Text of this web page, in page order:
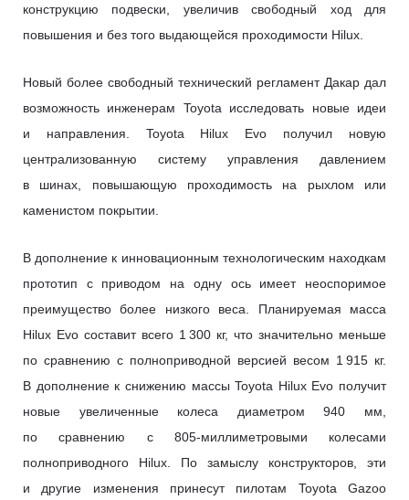
конструкцию подвески, увеличив свободный ход для
повышения и без того выдающейся проходимости Hilux.
Новый более свободный технический регламент Дакар дал
возможность инженерам Toyota исследовать новые идеи
и направления. Toyota Hilux Evo получил новую
централизованную систему управления давлением
в шинах, повышающую проходимость на рыхлом или
каменистом покрытии.
В дополнение к инновационным технологическим находкам
прототип с приводом на одну ось имеет неоспоримое
преимущество более низкого веса. Планируемая масса
Hilux Evo составит всего 1 300 кг, что значительно меньше
по сравнению с полноприводной версией весом 1 915 кг.
В дополнение к снижению массы Toyota Hilux Evo получит
новые увеличенные колеса диаметром 940 мм,
по сравнению с 805-миллиметровыми колесами
полноприводного Hilux. По замыслу конструкторов, эти
и другие изменения принесут пилотам Toyota Gazoo